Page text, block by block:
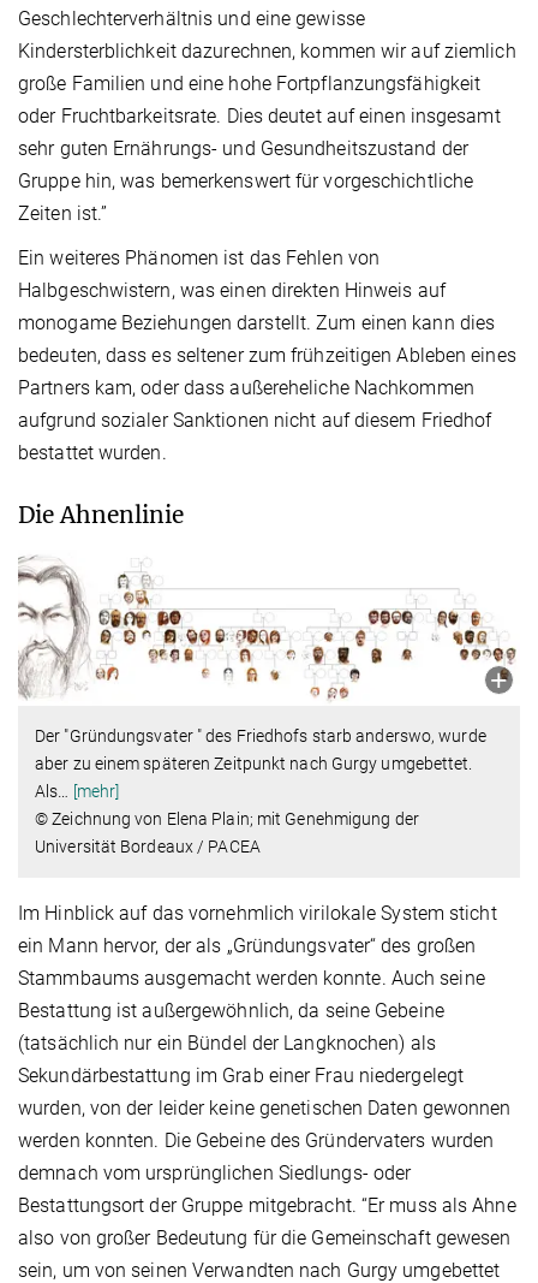
Geschlechterverhältnis und eine gewisse
Kindersterblichkeit dazurechnen, kommen wir auf ziemlich
große Familien und eine hohe Fortpflanzungsfähigkeit
oder Fruchtbarkeitsrate. Dies deutet auf einen insgesamt
sehr guten Ernährungs- und Gesundheitszustand der
Gruppe hin, was bemerkenswert für vorgeschichtliche
Zeiten ist.”
Ein weiteres Phänomen ist das Fehlen von
Halbgeschwistern, was einen direkten Hinweis auf
monogame Beziehungen darstellt. Zum einen kann dies
bedeuten, dass es seltener zum frühzeitigen Ableben eines
Partners kam, oder dass außereheliche Nachkommen
aufgrund sozialer Sanktionen nicht auf diesem Friedhof
bestattet wurden.
Die Ahnenlinie
Der "Gründungsvater " des Friedhofs starb anderswo, wurde
aber zu einem späteren Zeitpunkt nach Gurgy umgebettet.
Als
[mehr]
© Zeichnung von Elena Plain; mit Genehmigung der
Universität Bordeaux / PACEA
Im Hinblick auf das vornehmlich virilokale System sticht
ein Mann hervor, der als „Gründungsvater“ des großen
Stammbaums ausgemacht werden konnte. Auch seine
Bestattung ist außergewöhnlich, da seine Gebeine
(tatsächlich nur ein Bündel der Langknochen) als
Sekundärbestattung im Grab einer Frau niedergelegt
wurden, von der leider keine genetischen Daten gewonnen
werden konnten. Die Gebeine des Gründervaters wurden
demnach vom ursprünglichen Siedlungs- oder
Bestattungsort der Gruppe mitgebracht. “Er muss als Ahne
also von großer Bedeutung für die Gemeinschaft gewesen
sein, um von seinen Verwandten nach Gurgy umgebettet